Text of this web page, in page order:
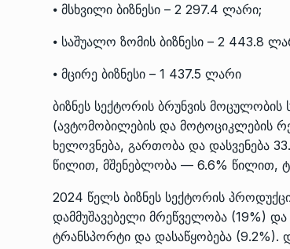
⦁ მსხვილი ბიზნესი – 2 297.4 ლარი;
⦁ საშუალო ზომის ბიზნესი – 2 443.8
⦁ მცირე ბიზნესი – 1 437.5 ლარი
ბიზნეს სექტორის ბრუნვის
(ავტომობილების და მოტოციკლების
ხელოვნება, გართობა და დასვენება
წილით, მშენებლობა — 6.6% წილით,
2024 წელს ბიზნეს სექტორის
დამმუშავებელი მრეწველობა (19%)
ტრანსპორტი და დასაწყობება (9.2%).